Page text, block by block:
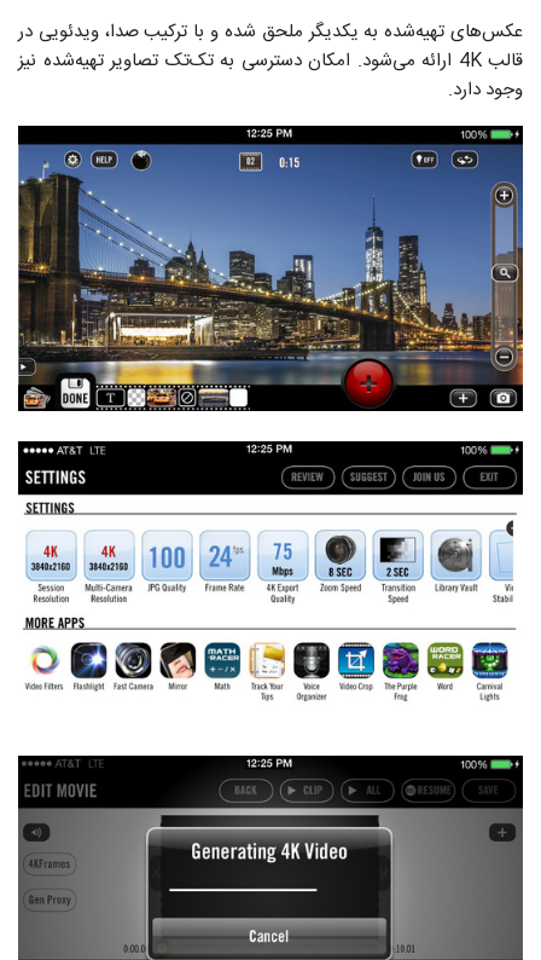
عکس‌های تهیه‌شده به یکدیگر ملحق شده و با ترکیب صدا، ویدئویی در
قالب 4K ارائه می‌شود. امکان دسترسی به تک‌تک تصاویر تهیه‌شده نیز
وجود دارد.